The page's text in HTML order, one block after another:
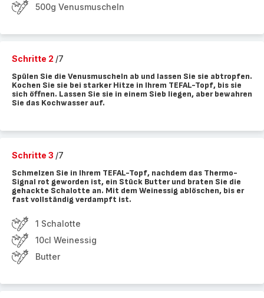
500g Venusmuscheln
Schritte 2 /7
Spülen Sie die Venusmuscheln ab und lassen Sie sie abtropfen.
Kochen Sie sie bei starker Hitze in Ihrem TEFAL-Topf, bis sie
sich öffnen. Lassen Sie sie in einem Sieb liegen, aber bewahren
Sie das Kochwasser auf.
Schritte 3 /7
Schmelzen Sie in Ihrem TEFAL-Topf, nachdem das Thermo-
Signal rot geworden ist, ein Stück Butter und braten Sie die
gehackte Schalotte an. Mit dem Weinessig ablöschen, bis er
fast vollständig verdampft ist.
1 Schalotte
10cl Weinessig
Butter